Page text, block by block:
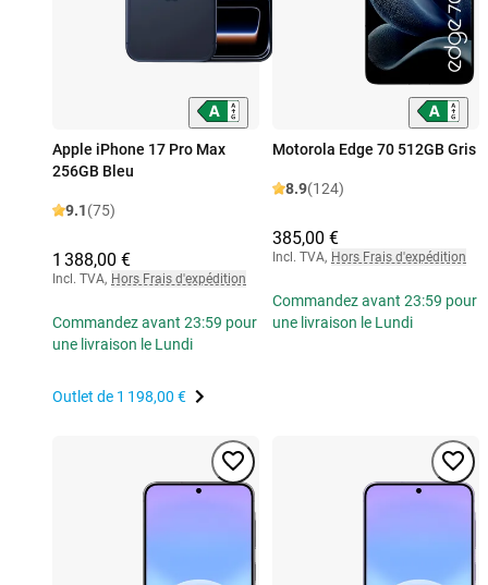
Apple iPhone 17 Pro Max
256GB Bleu
9.1(75)
1 388,00 €
Incl. TVA, Hors Frais d'expédition
Commandez avant 23:59 pour
une livraison le Lundi
Outlet de 1 198,00 €
Motorola Edge 70 512GB Gris
8.9(124)
385,00 €
Incl. TVA, Hors Frais d'expédition
Commandez avant 23:59 pour
une livraison le Lundi